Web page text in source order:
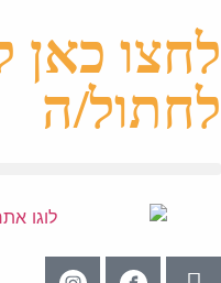
לחצו כאן
לחתול/ה